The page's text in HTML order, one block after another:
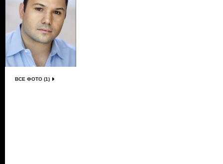
ВСЕ ФОТО (1)